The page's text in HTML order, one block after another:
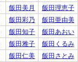
飯田美月
飯田理恵子
飯田彩乃
飯田亜由美
飯田知子
飯田あおい
飯田雅子
飯田くるみ
飯田仁美 飯田さとみ